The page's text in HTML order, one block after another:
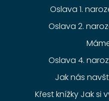
Oslava 1.
Oslava 2.
Oslava 4.
Jak nás
Křest knížky Jak